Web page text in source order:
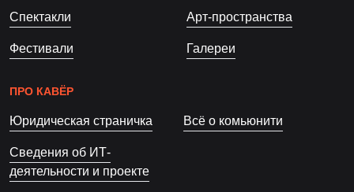
Спектакли
Фестивали
Арт-пространства
Галереи
ПРО КАВЁР
Юридическая страничка Всё о комьюнити
Сведения об ИТ-
деятельности и проекте